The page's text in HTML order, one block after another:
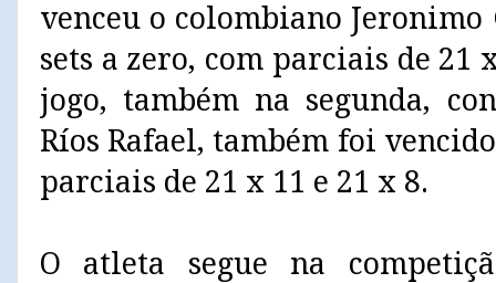
venceu o colombiano
sets a zero, com parciais de 21
jogo, também na segunda,
Ríos Rafael, também foi
parciais de 21 x 11 e 21 x 8.
O atleta segue na